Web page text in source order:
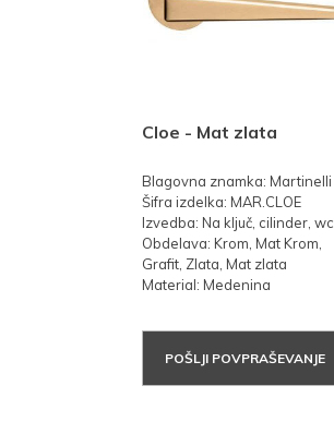
Cloe - Mat zlata
Blagovna znamka: Martinelli
Šifra izdelka: MAR.CLOE
Izvedba: Na ključ, cilinder, wc
Obdelava: Krom, Mat Krom,
Grafit, Zlata, Mat zlata
Material: Medenina
POŠLJI POVPRAŠEVANJE